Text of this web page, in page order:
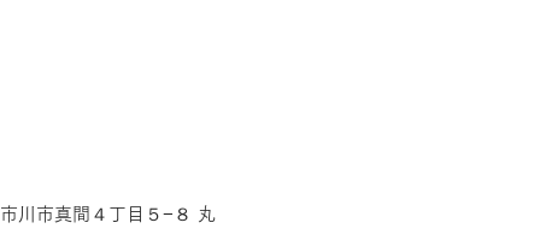
川市真間４丁目５−８ 丸